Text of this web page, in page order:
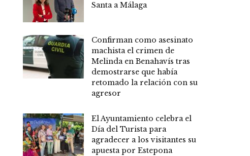
Santa a Málaga
Confirman como asesinato
machista el crimen de
Melinda en Benahavís tras
demostrarse que había
retomado la relación con su
agresor
El Ayuntamiento celebra el
Día del Turista para
agradecer a los visitantes su
apuesta por Estepona